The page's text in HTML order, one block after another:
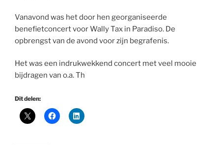
Vanavond was het door hen georganiseerde
benefietconcert voor Wally Tax in Paradiso. De
opbrengst van de avond voor zijn begrafenis.
Het was een indrukwekkend concert met veel mooie
bijdragen van o.a. Th
Dit delen: